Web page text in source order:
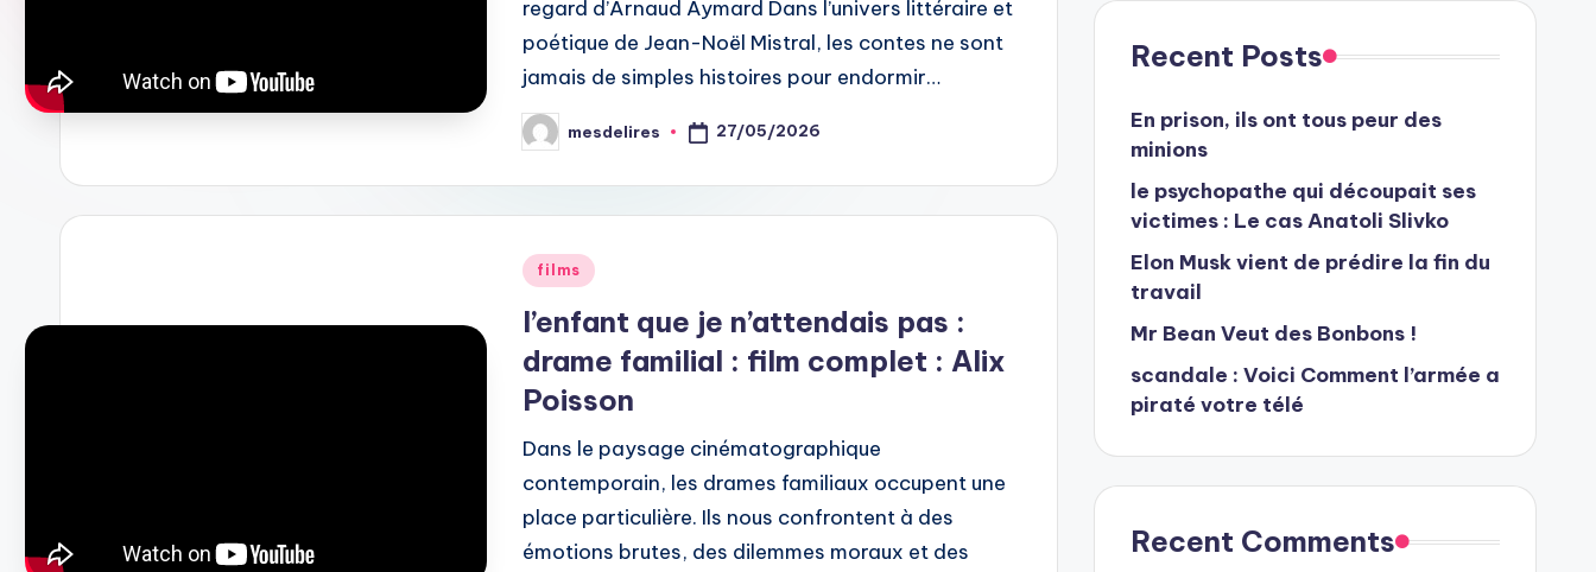
regard d’Arnaud Aymard Dans l’univers littéraire et
poétique de Jean-Noël Mistral, les contes ne sont
jamais de simples histoires pour endormir…
Posted
by
mesdelires 27/05/2026
Posted
films
l’enfant que je n’attendais pas :
drame familial : film complet : Alix
Poisson
Dans le paysage cinématographique
contemporain, les drames familiaux occupent une
place particulière. Ils nous confrontent à des
émotions brutes, des dilemmes moraux et des
Recent Posts
En prison, ils ont tous peur des
minions
le psychopathe qui découpait ses
victimes : Le cas Anatoli Slivko
Elon Musk vient de prédire la fin du
travail
Mr Bean Veut des Bonbons !
scandale : Voici Comment l’armée a
piraté votre télé
Recent Comments